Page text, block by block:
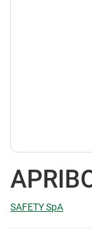
SAFETY SpA